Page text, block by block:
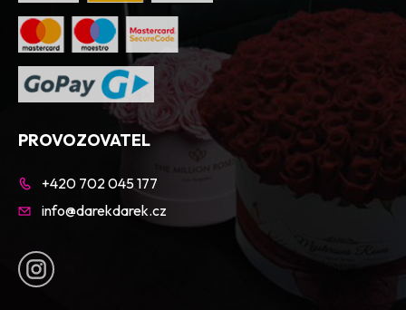
PROVOZOVATEL
+420 702 045 177
info@darekdarek.cz